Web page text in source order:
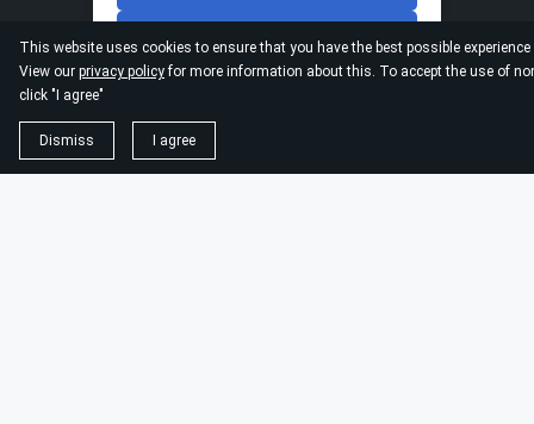
This website uses cookies to ensure that you have the best possible
View our privacy policyfor more information about this. To accept the use of
click "I agree"
Dismiss I agree
Marketing és értékesítés
szinergia AI-val
AIMarketingügynökség a
megtérülésre fókuszálva